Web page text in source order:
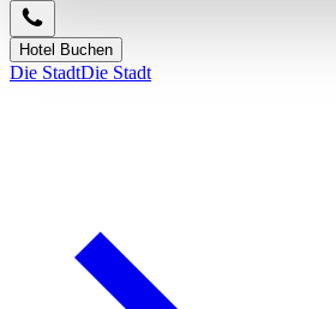
Hotel Buchen
Die StadtDie Stadt